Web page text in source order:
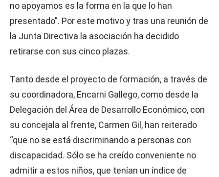
no apoyamos es la forma en la que lo han
presentado”. Por este motivo y tras una reunión de
la Junta Directiva la asociación ha decidido
retirarse con sus cinco plazas.
Tanto desde el proyecto de formación, a través de
su coordinadora, Encarni Gallego, como desde la
Delegación del Área de Desarrollo Económico, con
su concejala al frente, Carmen Gil, han reiterado
“que no se está discriminando a personas con
discapacidad. Sólo se ha creído conveniente no
admitir a estos niños, que tenían un índice de